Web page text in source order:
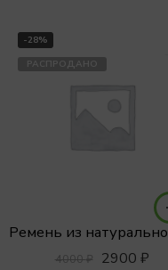
-28%
РАСПРОДАНО
4000₽ 2900 ₽